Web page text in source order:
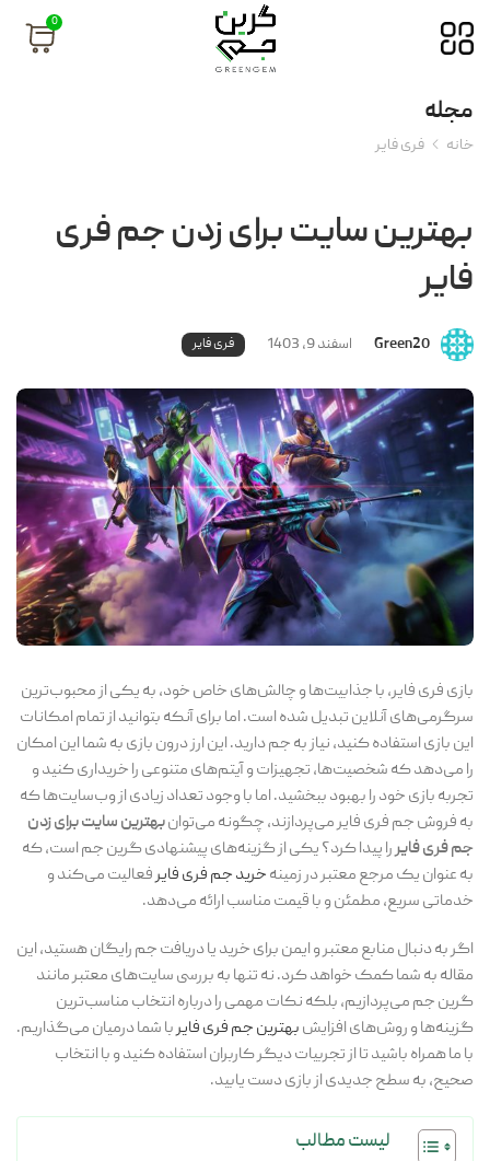
0
مجله
خانه فری فایر
بهترین سایت برای زدن جم فری
فایر
Green20 اسفند 9, 1403 فری فایر
بازی فری فایر، با جذابیت‌ها و چالش‌های خاص خود، به یکی از محبوب‌ترین
سرگرمی‌های آنلاین تبدیل شده است. اما برای آنکه بتوانید از تمام امکانات
این بازی استفاده کنید، نیاز به جم دارید. این ارز درون بازی به شما این امکان
را می‌دهد که شخصیت‌ها، تجهیزات و آیتم‌های متنوعی را خریداری کنید و
تجربه بازی خود را بهبود ببخشید. اما با وجود تعداد زیادی از وب‌سایت‌ها که
به فروش جم فری فایر می‌پردازند، چگونه می‌توانبهترین سایت برای زدن
جم فری فایررا پیدا کرد؟ یکی از گزینه‌های پیشنهادی گرین جم است، که
به عنوان یک مرجع معتبر در زمینهخرید جم فری فایرفعالیت می‌کند و
خدماتی سریع، مطمئن و با قیمت مناسب ارائه می‌دهد.
اگر به دنبال منابع معتبر و ایمن برای خرید یا دریافت جم رایگان هستید، این
مقاله به شما کمک خواهد کرد. نه تنها به بررسی سایت‌های معتبر مانند
گرین جم می‌پردازیم، بلکه نکات مهمی را درباره انتخاب مناسب‌ترین
گزینه‌ها و روش‌های افزایشبهترین جم فری فایربا شما درمیان می‌گذاریم.
با ما همراه باشید تا از تجربیات دیگر کاربران استفاده کنید و با انتخاب
صحیح، به سطح جدیدی از بازی دست یابید.
لیست مطالب